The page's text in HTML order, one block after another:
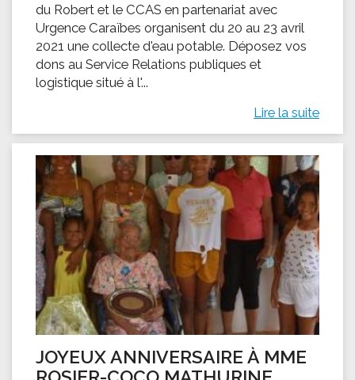
du Robert et le CCAS en partenariat avec
Urgence Caraïbes organisent du 20 au 23 avril
2021 une collecte d'eau potable. Déposez vos
dons au Service Relations publiques et
logistique situé à l'...
Lire la suite
JOYEUX ANNIVERSAIRE À MME